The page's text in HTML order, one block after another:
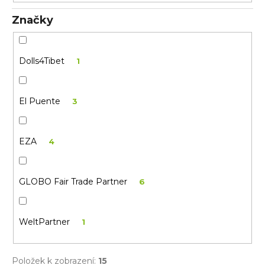
t
ů
Značky
Dolls4Tibet 1
El Puente 3
EZA 4
GLOBO Fair Trade Partner 6
WeltPartner 1
Položek k zobrazení: 15
a
j
?
D
o
p
o
u
č